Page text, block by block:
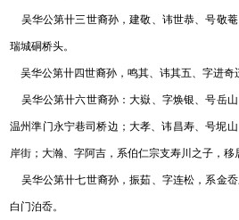
吴华公第卄三世裔孙，建敬、讳世恭、号敬
瑞城硐桥头。
吴华公第卄四世裔孙，鸣其、讳其五、字进奇
吴华公第卄六世裔孙：大嶽、字焕银、号岳
温州準门永宁巷司桥边；大孝、讳昌寿、号坭
岸街；大瀚、字阿吉，系伯仁宗支寿川之子，移
吴华公第卄七世裔孙，振茹、字连松，系金
白门泊岙。